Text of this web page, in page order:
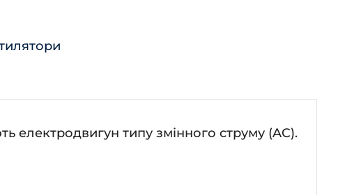
електродвигун типу змінного струму (AC).